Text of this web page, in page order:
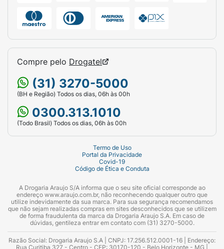
Compre pelo Drogatel
(31) 3270-5000
(BH e Região) Todos os dias, 06h às 00h
0300.313.1010
(Todo Brasil) Todos os dias, 06h às 00h
Termo de Uso
Portal da Privacidade
Covid-19
Código de Ética e Conduta
A Drogaria Araujo S/A informa que o seu site oficial corresponde ao
endereço www.araujo.com.br, não reconhecendo qualquer outro que
utilize indevidamente da sua marca. Para sua segurança recomendamos
que não sejam realizadas compras em sites desconhecidos que se utilizem
de forma fraudulenta da marca da Drogaria Araujo S.A. Em caso de
dúvidas, gentileza entrar em contato com (31) 3270-5000.
Razão Social: Drogaria Araujo S.A | CNPJ: 17.256.512.0001-16 | Endereço:
Rua Curitiba 327 - Centro - CEP: 30170-120 - Belo Horizonte - MG |